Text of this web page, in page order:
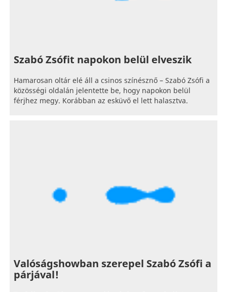
Szabó Zsófit napokon belül elveszik
Hamarosan oltár elé áll a csinos színésznő – Szabó Zsófi a
közösségi oldalán jelentette be, hogy napokon belül
férjhez megy. Korábban az esküvő el lett halasztva.
Valóságshowban szerepel Szabó Zsófi a
párjával!